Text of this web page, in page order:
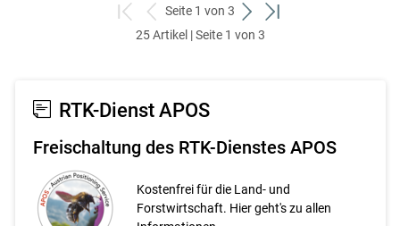
zum
ersten
zurück
zum
Seite 1 von 3
weiter
zum
zum
25 Artikel | Seite 1 von 3
RTK-Dienst APOS
Freischaltung des RTK-Dienstes APOS
Kostenfrei für die Land- und
Forstwirtschaft. Hier geht's zu allen